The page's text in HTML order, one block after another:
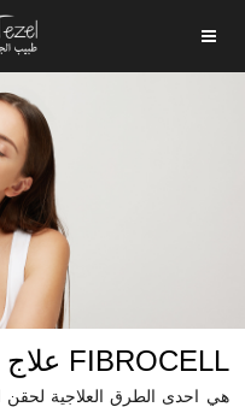
FIBROCELL علاج (حقن الخلايا)
هي احدى الطرق العلاجية لحقن